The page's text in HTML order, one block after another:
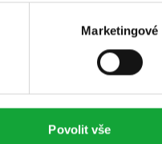
Marketingové
Povolit vše